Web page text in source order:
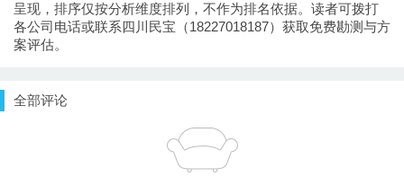
呈现，排序仅按分析维度排列，不作为排名依据。读者可拨打
各公司电话或联系四川民宝（18227018187）获取免费勘测与方
案评估。
全部评论